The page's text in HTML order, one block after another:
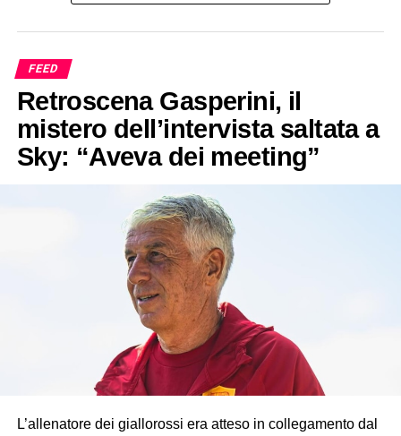
FEED
Retroscena Gasperini, il
mistero dell’intervista saltata a
Sky: “Aveva dei meeting”
L’allenatore dei giallorossi era atteso in collegamento dal